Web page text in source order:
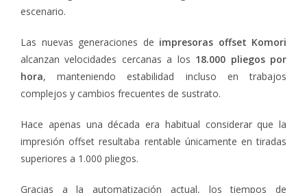
escenario.
Las nuevas generaciones de impresoras offset Komori
alcanzan velocidades cercanas a los 18.000 pliegos por
hora, manteniendo estabilidad incluso en trabajos
complejos y cambios frecuentes de sustrato.
Hace apenas una década era habitual considerar que la
impresión offset resultaba rentable únicamente en tiradas
superiores a 1.000 pliegos.
Gracias a la automatización actual, los tiempos de